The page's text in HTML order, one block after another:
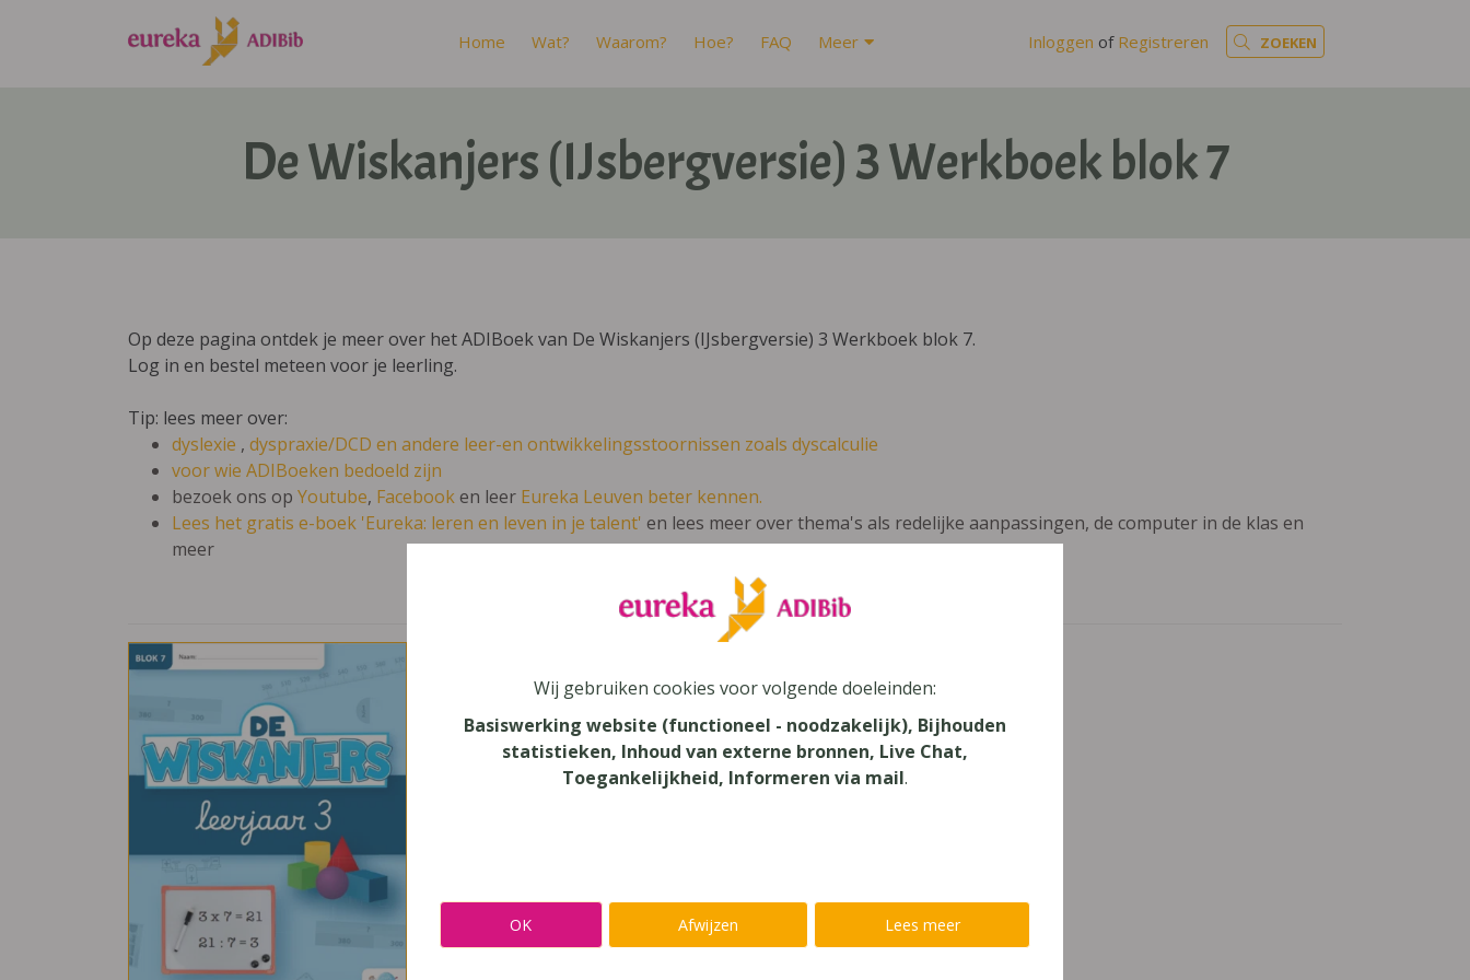
Home Wat? Waarom? Hoe? FAQ Meer Inloggen of Registreren ZOEKEN
De Wiskanjers (IJsbergversie) 3 Werkboek blok 7
Op deze pagina ontdek je meer over het ADIBoek van De Wiskanjers (IJsbergversie) 3 Werkboek blok 7.
Log in en bestel meteen voor je leerling.
Tip: lees meer over:
dyslexie , dyspraxie/DCD en andere leer-en ontwikkelingsstoornissen zoals dyscalculie
voor wie ADIBoeken bedoeld zijn
bezoek ons op Youtube, Facebooken leer Eureka Leuven beter kennen.
Lees het gratis e-boek 'Eureka: leren en leven in je talent' en lees meer over thema's als redelijke aanpassingen, de computer in de klas en
meer
Wiskunde
Uitgeverij
Wij gebruiken cookies voor volgende doeleinden:
Basiswerking website (functioneel - noodzakelijk), Bijhouden
statistieken, Inhoud van externe bronnen, Live Chat,
Toegankelijkheid, Informeren via mail.
OK Afwijzen Lees meer